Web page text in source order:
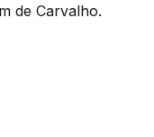
de Carvalho.